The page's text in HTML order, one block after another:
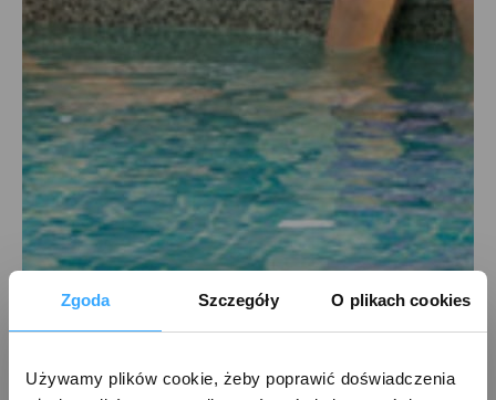
Zgoda Szczegóły O plikach cookies
Używamy plików cookie, żeby poprawić doświadczenia